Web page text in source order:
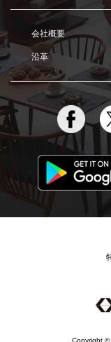
会社概要
沿革
Copyright ©